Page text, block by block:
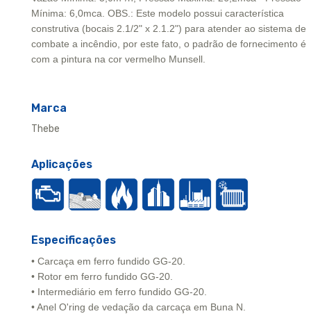
Mínima: 6,0mca. OBS.: Este modelo possui característica
construtiva (bocais 2.1/2" x 2.1.2") para atender ao sistema de
combate a incêndio, por este fato, o padrão de fornecimento é
com a pintura na cor vermelho Munsell.
Marca
Thebe
Aplicações
Especificações
• Carcaça em ferro fundido GG-20.
• Rotor em ferro fundido GG-20.
• Intermediário em ferro fundido GG-20.
• Anel O'ring de vedação da carcaça em Buna N.